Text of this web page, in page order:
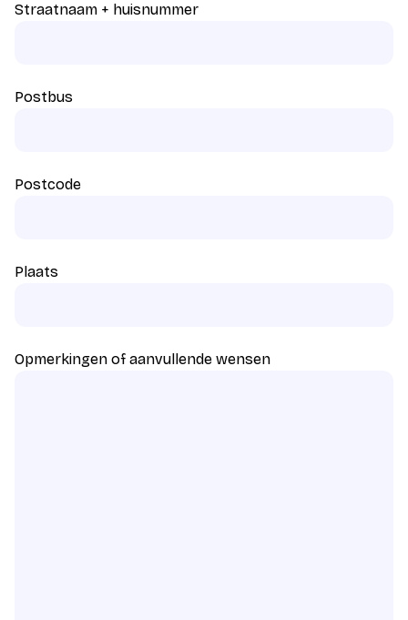
Straatnaam + huisnummer
Postbus
Postcode
Plaats
Opmerkingen of aanvullende wensen